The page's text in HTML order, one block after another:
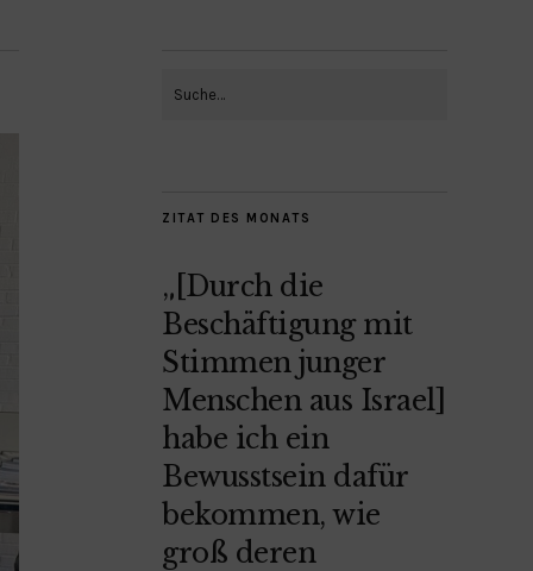
ZITAT DES MONATS
„[Durch die
Beschäftigung mit
Stimmen junger
Menschen aus Israel]
habe ich ein
Bewusstsein dafür
bekommen, wie
groß deren